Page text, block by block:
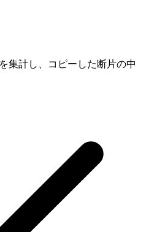
集計し、コピーした断片の中